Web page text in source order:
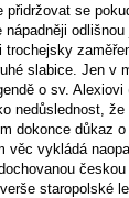
se
slabice. Jen v
o sv.
nedůslednost,
dokonce důkaz
věc vykládá
českou
staropolské